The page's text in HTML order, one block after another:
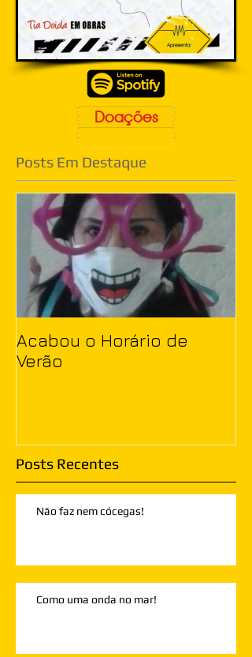
Doações
Posts Em Destaque
Acabou o Horário de
Verão
Posts Recentes
Não faz nem cócegas!
Como uma onda no mar!